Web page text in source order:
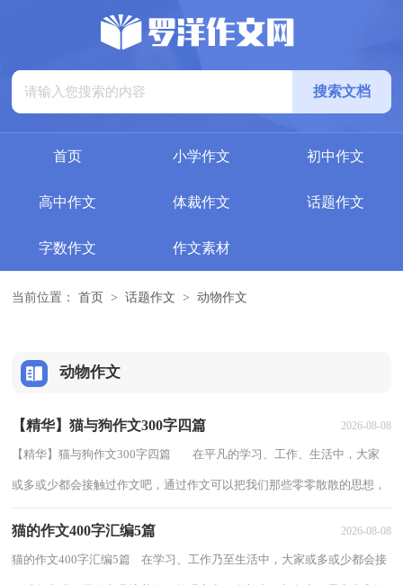
首页 小学作文 初中作文
高中作文 体裁作文 话题作文
字数作文 作文素材
当前位置： 首页 > 话题作文 > 动物作文
动物作文
【精华】猫与狗作文300字四篇 2026-08-08
【精华】猫与狗作文300字四篇 在平凡的学习、工作、生活中，大家
或多或少都会接触过作文吧，通过作文可以把我们那些零零散散的思想，
猫的作文400字汇编5篇 2026-08-08
猫的作文400字汇编5篇 在学习、工作乃至生活中，大家或多或少都会接